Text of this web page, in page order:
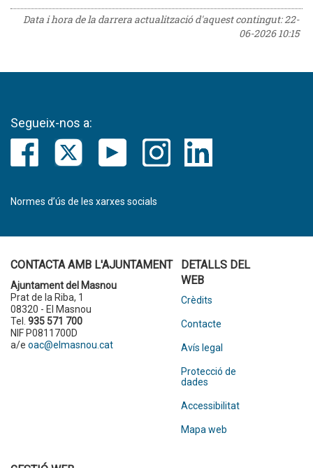
Data i hora de la darrera actualització d'aquest contingut:22-
06-2026 10:15
Segueix-nos a:
Normes d’ús de les xarxes socials
CONTACTA AMB L'AJUNTAMENT
Ajuntament del Masnou
Prat de la Riba, 1
08320 - El Masnou
Tel. 935 571 700
NIF P0811700D
a/e oac@elmasnou.cat
DETALLS DEL
WEB
Crèdits
Contacte
Avís legal
Protecció de
dades
Accessibilitat
Mapa web